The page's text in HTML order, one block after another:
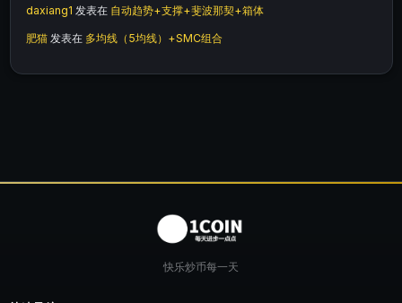
daxiang1 发表在 自动趋势+支撑+斐波那契+箱体
肥猫 发表在 多均线（5均线）+SMC组合
快乐炒币每一天